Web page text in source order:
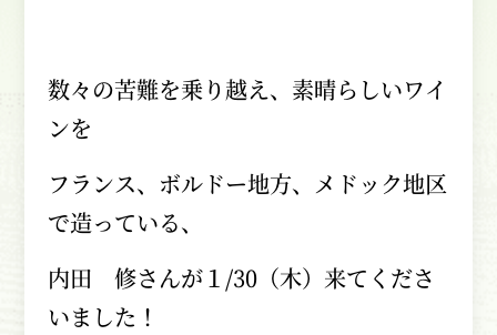
数々の苦難を乗り越え、素晴らしいワイ
ンを
フランス、ボルドー地方、メドック地区
で造っている、
内田 修さんが１ /30（木）来てくださ
いました！